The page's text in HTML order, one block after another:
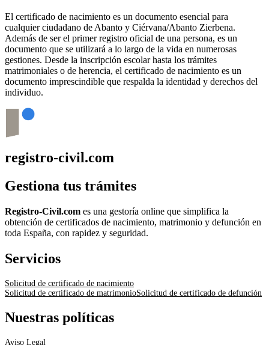
El certificado de nacimiento es un documento esencial para
cualquier ciudadano de Abanto y Ciérvana/Abanto Zierbena.
Además de ser el primer registro oficial de una persona, es un
documento que se utilizará a lo largo de la vida en numerosas
gestiones. Desde la inscripción escolar hasta los trámites
matrimoniales o de herencia, el certificado de nacimiento es un
documento imprescindible que respalda la identidad y derechos del
individuo.
registro-civil.com
Gestiona tus trámites
Registro-Civil.com es una gestoría online que simplifica la
obtención de certificados de nacimiento, matrimonio y defunción en
toda España, con rapidez y seguridad.
Servicios
Solicitud de certificado de nacimiento
Solicitud de certificado de matrimonioSolicitud de certificado de defunción
Nuestras políticas
Aviso Legal